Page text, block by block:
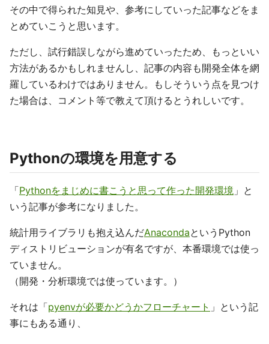
その中で得られた知見や、参考にしていった記事などをま
とめていこうと思います。
ただし、試行錯誤しながら進めていったため、もっといい
方法があるかもしれませんし、記事の内容も開発全体を網
羅しているわけではありません。もしそういう点を見つけ
た場合は、コメント等で教えて頂けるとうれしいです。
Pythonの環境を用意する
「Pythonをまじめに書こうと思って作った開発環境 」と
いう記事が参考になりました。
統計用ライブラリも抱え込んだAnacondaというPython
ディストリビューションが有名ですが、本番環境では使っ
ていません。
（開発・分析環境では使っています。）
それは「pyenvが必要かどうかフローチャート 」という記
事にもある通り、